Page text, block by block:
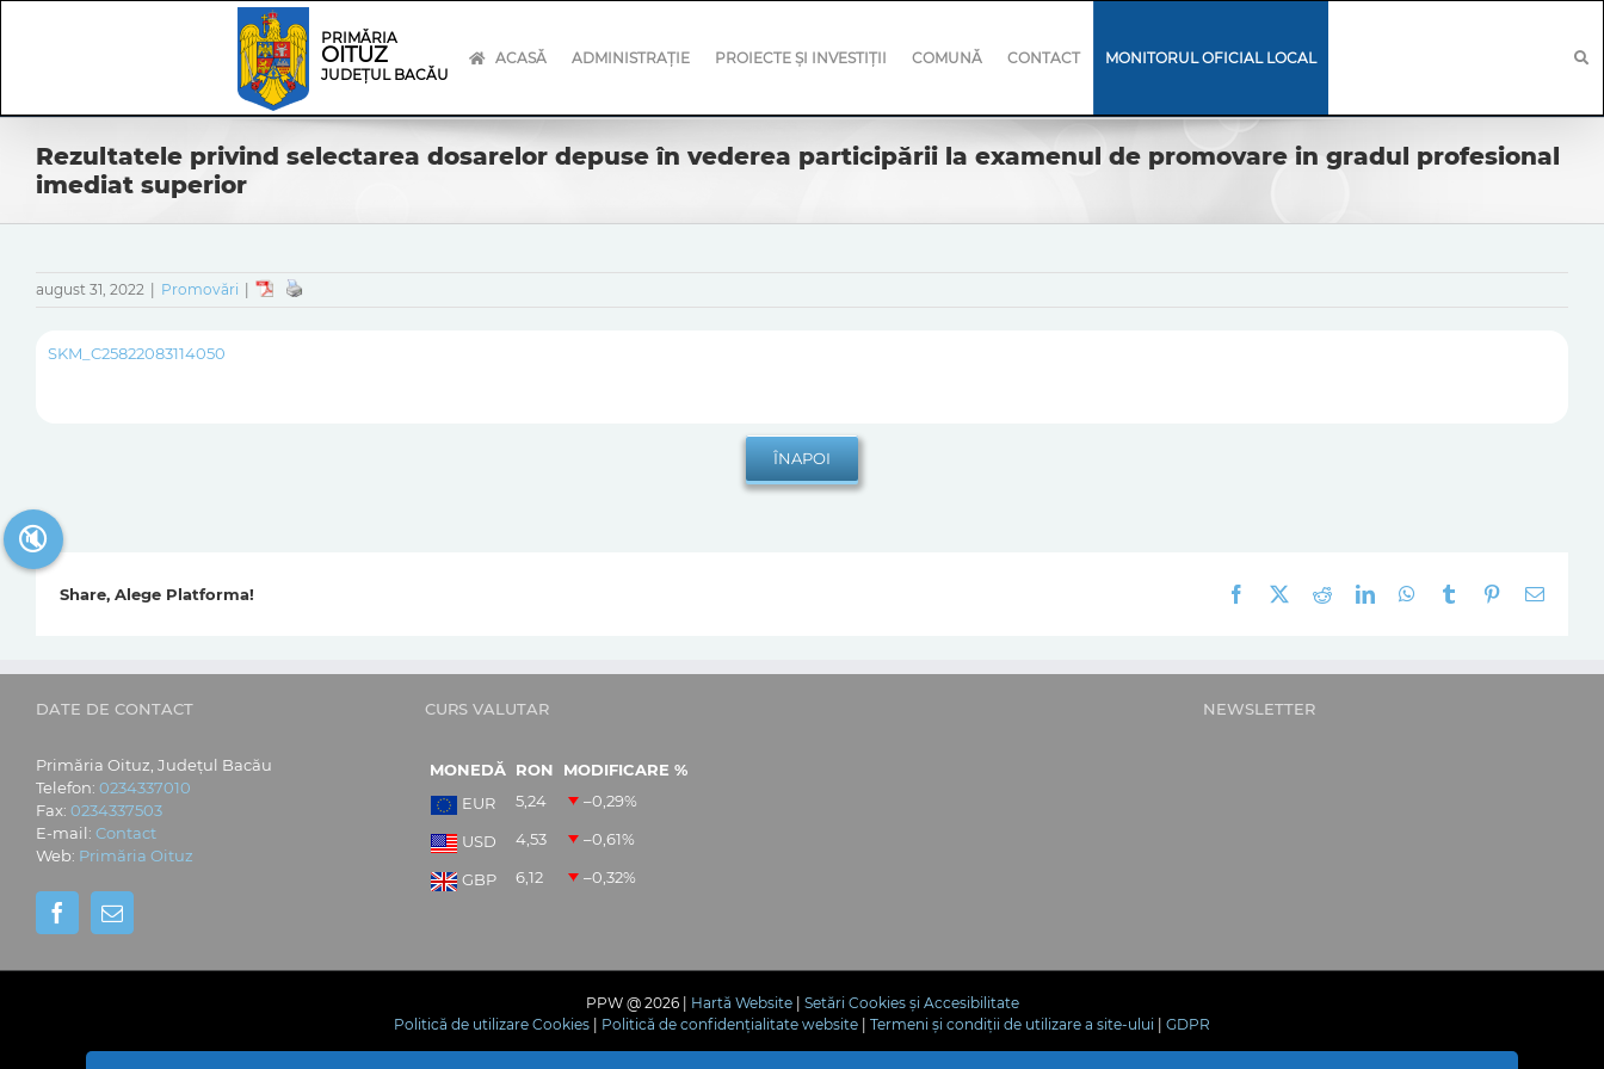
PRIMĂRIA
OITUZ
JUDEȚUL BACĂU
ACASĂ ADMINISTRAȚIE PROIECTE ȘI INVESTIȚII COMUNĂ CONTACT MONITORUL OFICIAL LOCAL
Rezultatele privind selectarea dosarelor depuse în vederea participării la examenul de promovare in gradul profesional
imediat superior
august 31, 2022 Promovări
SKM_C25822083114050
Share, Alege Platforma! Facebook RedditLinkedInWhatsApp
Tumblr Pinterest
E-
DATE DE CONTACT
Primăria Oituz, Județul Bacău
Telefon: 0234337010
Fax: 0234337503
E-mail: Contact
Web: Primăria Oituz
CURS VALUTAR
MONEDĂ RON
MODIFICARE %
EUR
5,24 –0,29%
USD 4,53 –0,61%
GBP 6,12 –0,32%
NEWSLETTER
PPW @ 2026 | Hartă Website| Setări Cookies și Accesibilitate
Politică de utilizare Cookies
Politică de confidențialitate website Termeni și condiții de utilizare a site-ului GDPR
🔇